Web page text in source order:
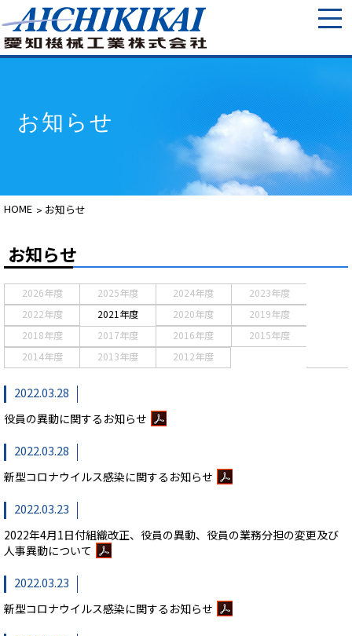
お知らせ
HOME お知らせ
お知らせ
2026年度 2025年度 2024年度
2023年度
2022年度
2021年度 2020年度
2019年度
2018年度
2017年度 2016年度
2015年度
2014年度
2013年度 2012年度
2022.03.28
役員の異動に関するお知らせ
2022.03.28
新型コロナウイルス感染に関するお知らせ
2022.03.23
2022年4月1日付組織改正、役員の異動、役員の業務分担の変更及び
人事異動について
2022.03.23
新型コロナウイルス感染に関するお知らせ